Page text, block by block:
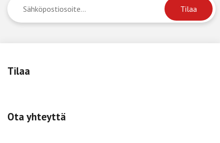
Tilaa
Ota yhteyttä